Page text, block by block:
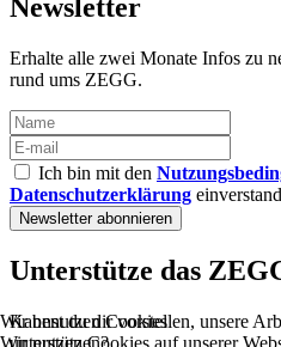
Newsletter
Erhalte alle zwei Monate Infos zu
rund ums ZEGG.
Ich bin mit den
Datenschutzerklärung
Unterstütze das
Kannst du dir vorstellen, unsere
unterstützen?
Wir benutzen Cookies
Wir nutzen Cookies auf unserer